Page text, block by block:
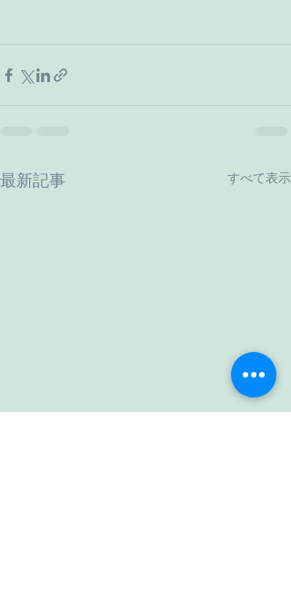
最新記事 すべて表示